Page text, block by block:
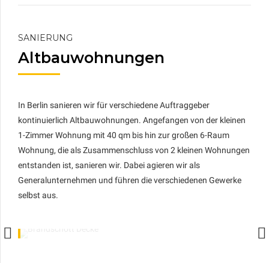
SANIERUNG
Altbauwohnungen
In Berlin sanieren wir für verschiedene Auftraggeber
kontinuierlich Altbauwohnungen. Angefangen von der kleinen
1-Zimmer Wohnung mit 40 qm bis hin zur großen 6-Raum
Wohnung, die als Zusammenschluss von 2 kleinen Wohnungen
entstanden ist, sanieren wir. Dabei agieren wir als
Generalunternehmen und führen die verschiedenen Gewerke
selbst aus.